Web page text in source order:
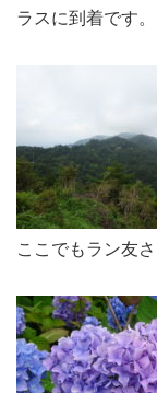
ラスに到着です。
ここでもラン友